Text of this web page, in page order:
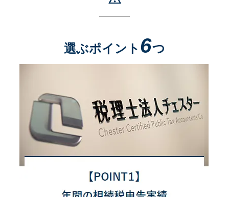
選ぶポイント 6つ